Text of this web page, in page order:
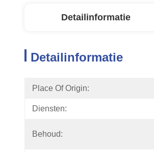
Detailinformatie
Detailinformatie
Place Of Origin:
Diensten:
Behoud: